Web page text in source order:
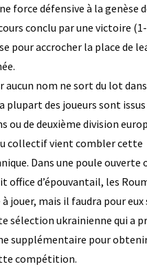
force défensive à la genèse
conclu par une victoire
pour accrocher la place de
aucun nom ne sort du lot
plupart des joueurs sont issus
ou de deuxième division
collectif vient combler cette
Dans une poule ouverte
office d’épouvantail, les
jouer, mais il faudra pour eux
sélection ukrainienne qui a
supplémentaire pour
compétition.